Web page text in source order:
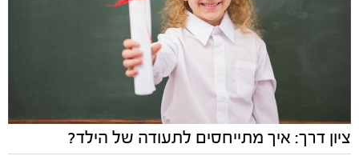
ציון דרך: איך מתייחסים לתעודה של הילד?